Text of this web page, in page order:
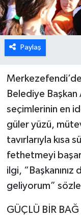
Paylaş
Belediye Başkan
seçimlerinin en
güler yüzü,
tavırlarıyla kısa
fethetmeyi
ilgi,
geliyorum”
GÜÇLÜ BİR BAĞ